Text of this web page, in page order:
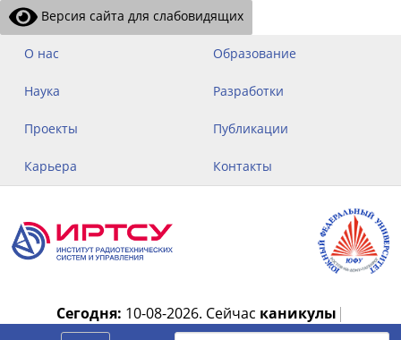
Версия сайта для слабовидящих
О нас Образование
Наука Разработки
Проекты Публикации
Карьера Контакты
Сегодня: 10-08-2026. Сейчас каникулы |